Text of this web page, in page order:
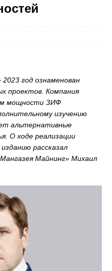
год ознаменован
проектов. Компания
мощности ЗИФ
изучению
альтернативные
О ходе реализации
рассказал
Майнинг» Михаил